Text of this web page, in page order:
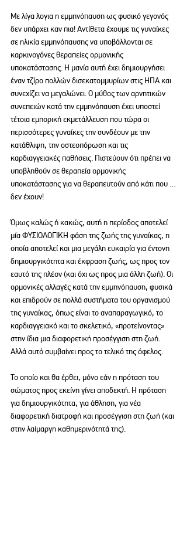
Με λίγα λογια η εμμηνόπαυση ως φυσικό γεγονός
δεν υπάρχει καν πια! Αντίθετα έχουμε τις γυναίκες
σε ηλικία εμμηνόπαυσης να υποβάλλονται σε
καρκινογόνες θεραπείες ορμονικής
υποκατάστασης. Η μανία αυτή έχει δημιουργήσει
έναν τζίρο πολλών δισεκατομμυρίων στις ΗΠΑ και
συνεχίζει να μεγαλώνει. Ο μύθος των αρνητικών
συνεπειών κατά την εμμηνόπαυση έχει υποστεί
τέτοια εμπορική εκμετάλλευση που τώρα οι
περισσότερες γυναίκες την συνδέουν με την
κατάθλιψη, την οστεοπόρωση και τις
καρδιαγγειακές παθήσεις. Πιστεύουν ότι πρέπει να
υποβληθούν σε θεραπεία ορμονικής
υποκατάστασης για να θεραπευτούν από κάτι που …
δεν έχουν!
Όμως καλώς ή κακώς, αυτή η περίοδος αποτελεί
μία ΦΥΣΙΟΛΟΓΙΚΗ φάση της ζωής της γυναίκας, η
οποία αποτελεί και μια μεγάλη ευκαιρία για έντονη
δημιουργικότητα και έκφραση ζωής, ως προς τον
εαυτό της πλέον (και όχι ως προς μια άλλη ζωή). Οι
ορμονικές αλλαγές κατά την εμμηνόπαυση, φυσικά
και επιδρούν σε πολλά συστήματα του οργανισμού
της γυναίκας, όπως είναι το αναπαραγωγικό, το
καρδιαγγειακό και το σκελετικό, «προτείνοντας»
στην ίδια μια διαφορετική προσέγγιση στη ζωή.
Αλλά αυτό συμβαίνει προς το τελικό της όφελος.
Το οποίο και θα έρθει, μόνο εάν η πρόταση του
σώματος προς εκείνη γίνει αποδεκτή. Η πρόταση
για δημιουργικότητα, για άθληση, για νέα
διαφορετική διατροφή και προσέγγιση στη ζωή (και
στην λαίμαργη καθημερινότητά της).